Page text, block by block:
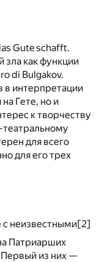
Gute schafft.
зла как функции
di Bulgakov.
в интерпретации
Гете, но и
к творчеству
театральному
для всего
для его трех
с неизвестными[2]
Патриарших
Первый из них —